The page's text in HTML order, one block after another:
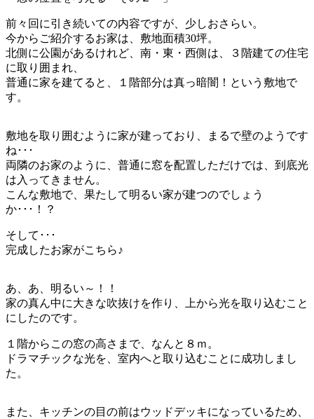
前々回に引き続いての内容ですが、少しおさらい。
今からご紹介するお家は、敷地面積30坪。
北側に公園があるけれど、南・東・西側は、３階建ての住宅
に取り囲まれ、
普通に家を建てると、１階部分は真っ暗闇！という敷地で
す。
敷地を取り囲むように家が建っており、まるで壁のようです
ね･･･
両隣のお家のように、普通に窓を配置しただけでは、到底光
は入ってきません。
こんな敷地で、果たして明るい家が建つのでしょう
か･･･！？
そして･･･
完成したお家がこちら♪
あ、あ、明るい～！！
家の真ん中に大きな吹抜けを作り、上から光を取り込むこと
にしたのです。
１階からこの窓の高さまで、なんと８ｍ。
ドラマチックな光を、室内へと取り込むことに成功しまし
た。
また、キッチンの目の前はウッドデッキになっているため、